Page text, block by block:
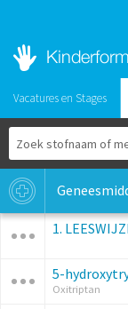
Vacatures en Stages
1.
5-
Oxitriptan